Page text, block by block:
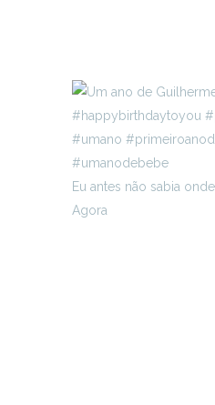
Eu antes não sabia
Agora